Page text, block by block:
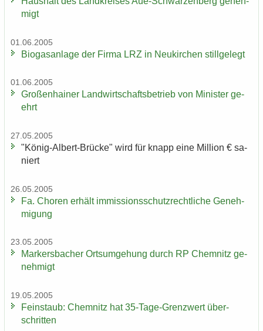
migt
01.06.2005
Bio­gas­an­la­ge der Firma LRZ in Neu­kir­chen still­ge­legt
01.06.2005
Gro­ßen­hai­ner Land­wirt­schafts­be­trieb von Mi­nis­ter ge­
ehrt
27.05.2005
"König-​Albert-Brücke" wird für knapp eine Mil­li­on € sa­
niert
26.05.2005
Fa. Cho­ren er­hält im­mis­si­ons­schutz­recht­li­che Ge­neh­
mi­gung
23.05.2005
Mar­kers­ba­cher Orts­um­ge­hung durch RP Chem­nitz ge­
neh­migt
19.05.2005
Fein­staub: Chem­nitz hat 35-​Tage-Grenzwert über­
schrit­ten